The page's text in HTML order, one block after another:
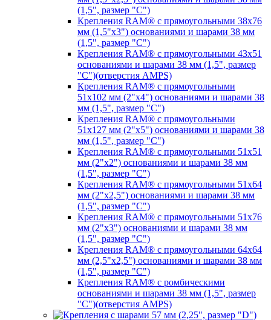
(1,5", размер "C")
Крепления RAM® с прямоугольными 38х76
мм (1,5"х3") основаниями и шарами 38 мм
(1,5", размер "C")
Крепления RAM® с прямоугольными 43х51
основаниями и шарами 38 мм (1,5", размер
"C")(отверстия AMPS)
Крепления RAM® с прямоугольными
51х102 мм (2"х4") основаниями и шарами 38
мм (1,5", размер "C")
Крепления RAM® с прямоугольными
51х127 мм (2"х5") основаниями и шарами 38
мм (1,5", размер "C")
Крепления RAM® с прямоугольными 51х51
мм (2"х2") основаниями и шарами 38 мм
(1,5", размер "C")
Крепления RAM® с прямоугольными 51х64
мм (2"х2,5") основаниями и шарами 38 мм
(1,5", размер "C")
Крепления RAM® с прямоугольными 51х76
мм (2"х3") основаниями и шарами 38 мм
(1,5", размер "C")
Крепления RAM® с прямоугольными 64х64
мм (2,5"х2,5") основаниями и шарами 38 мм
(1,5", размер "C")
Крепления RAM® с ромбическими
основаниями и шарами 38 мм (1,5", размер
"C")(отверстия AMPS)